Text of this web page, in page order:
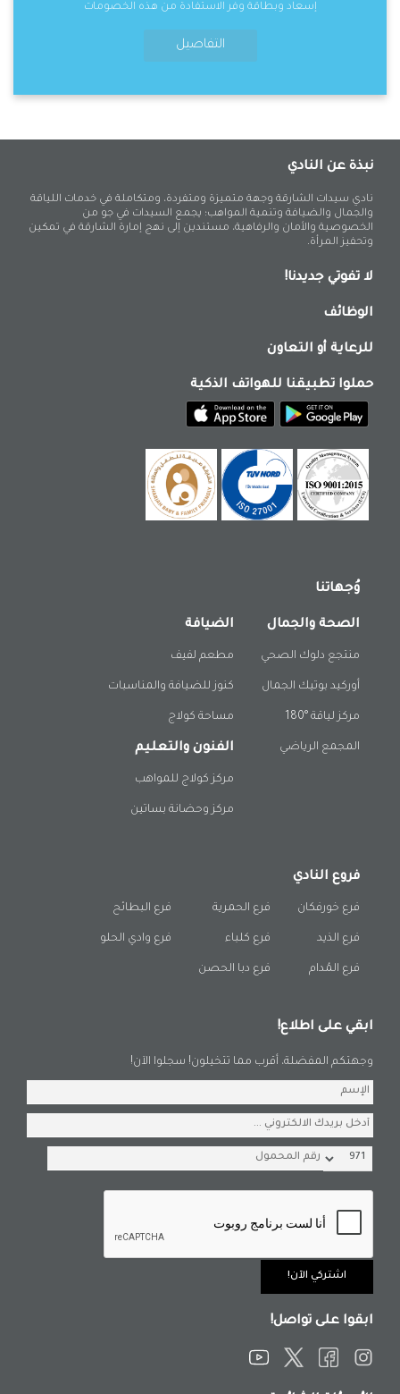
إسعاد وبطاقة وفر الاستفادة من هذه الخصومات
التفاصيل
نبذة عن النادي
نادي سيدات الشارقة وجهة متميزة ومتفردة، ومتكاملة في خدمات اللياقة
والجمال والضيافة وتنمية المواهب؛ يجمع السيدات في جو من
الخصوصية والأمان والرفاهية، مستندين إلى نهج إمارة الشارقة في تمكين
وتحفيز المرأة.
لا تفوتي جديدنا!
الوظائف
للرعاية أو التعاون
حملوا تطبيقنا للهواتف الذكية
وُجهاتنا
الصحة والجمال
منتجع دلوك الصحي
أوركيد بوتيك الجمال
مركز لياقة °180
المجمع الرياضي
الضيافة
مطعم لفيف
كنوز للضيافة والمناسبات
مساحة كولاج
الفنون والتعليم
مركز كولاج للمواهب
مركز وحضانة بساتين
فروع النادي
فرع خورفكان
فرع الذيد
فرع المُدام
فرع الحمرية
فرع كلباء
فرع دبا الحصن
فرع البطائح
فرع وادي الحلو
ابقي على اطلاع!
وجهتكم المفضلة، أقرب مما تتخيلون! سجلوا الآن!
ابقوا على تواصل!